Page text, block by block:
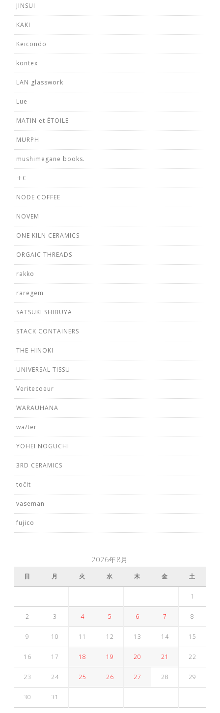
JINSUI
KAKI
Keicondo
kontex
LAN glasswork
Lue
MATIN et ÉTOILE
MURPH
mushimegane books.
＋C
NODE COFFEE
NOVEM
ONE KILN CERAMICS
ORGAIC THREADS
rakko
raregem
SATSUKI SHIBUYA
STACK CONTAINERS
THE HINOKI
UNIVERSAL TISSU
Veritecoeur
WARAUHANA
wa/ter
YOHEI NOGUCHI
3RD CERAMICS
točit
vaseman
fujico
2026年8月
日 月 火 水 木 金 土
1
2 3 4 5 6 7 8
9 10 11 12 13 14 15
16 17 18 19 20 21 22
23 24 25 26 27 28 29
30 31